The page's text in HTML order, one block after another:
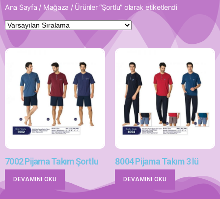
Ana Sayfa / Mağaza / Ürünler “Şortlu” olarak etiketlendi
7002 Pijama Takım Şortlu
DEVAMINI OKU
8004 Pijama Takım 3 lü
DEVAMINI OKU